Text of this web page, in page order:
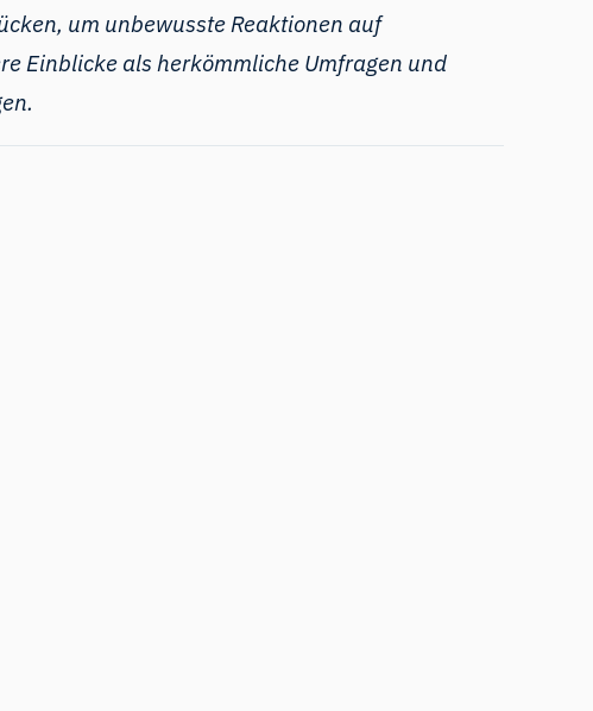
um unbewusste Reaktionen auf
Einblicke als herkömmliche Umfragen und